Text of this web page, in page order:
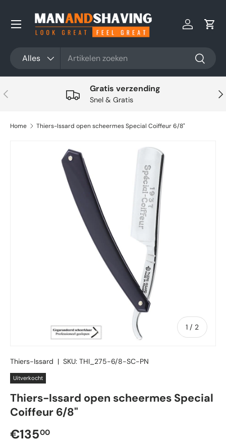
Ga naar inhoud
Alles Zoeken
Inloggen
Vorige Gratis verzending
Snel & Gratis
Home Thiers-Issard open scheermes Special Coiffeur 6/8"
Ga direct naar productinformatie
1 / van
2
Thiers-Issard | SKU: THI_275-6/8-SC-PN
Uitverkocht
Thiers-Issard open scheermes Special
Coiffeur 6/8"
Reguliere prijs
€13500